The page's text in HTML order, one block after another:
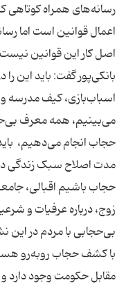
رسانه‌های همراه کوتاهی
اعمال قوانین است اما
اصل کار این قوانین
بانکی‌پور گفت: باید این
اسباب‌بازی، کیف مدرسه و
می‌بینیم، همه معرف
حجاب انجام می‌دهیم،
مدت اصلاح سبک زندگی
حجاب باشیم اقبالی،
زوج، درباره عرفیات و
بی‌حجابی با مردم در
با کشف حجاب روبه‌رو
مقابل حکومت وجود دارد و